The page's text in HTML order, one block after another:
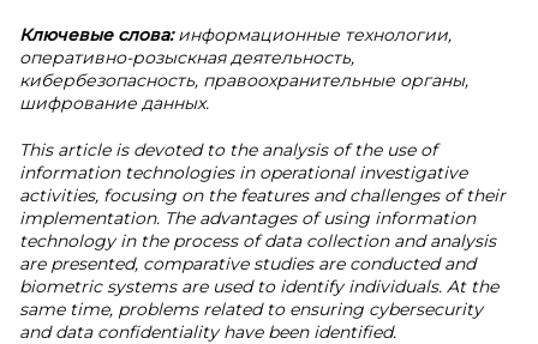
Ключевые слова:информационные технологии,
оперативно-розыскная деятельность,
кибербезопасность, правоохранительные органы,
шифрование данных.
This article is devoted to the analysis of the use of
information technologies in operational investigative
activities, focusing on the features and challenges of their
implementation. The advantages of using information
technology in the process of data collection and analysis
are presented, comparative studies are conducted and
biometric systems are used to identify individuals. At the
same time, problems related to ensuring cybersecurity
and data confidentiality have been identified.